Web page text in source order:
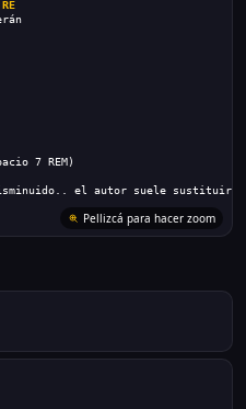
RE
7 REM)
Mi disminuido.. el autor suele
Pellizcá para hacer zoom